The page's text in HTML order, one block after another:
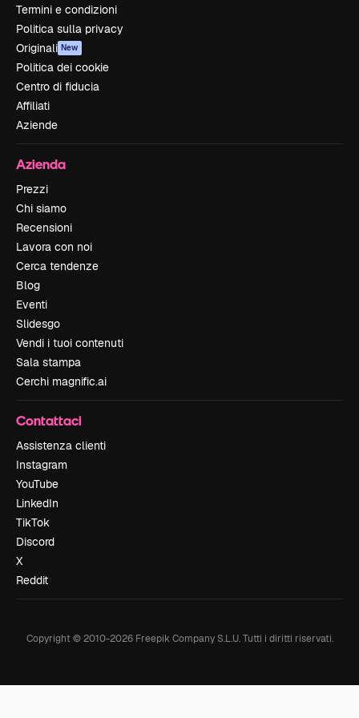
Termini e condizioni
Politica sulla privacy
Originali New
Politica dei cookie
Centro di fiducia
Affiliati
Aziende
Azienda
Prezzi
Chi siamo
Recensioni
Lavora con noi
Cerca tendenze
Blog
Eventi
Slidesgo
Vendi i tuoi contenuti
Sala stampa
Cerchi magnific.ai
Contattaci
Assistenza clienti
Instagram
YouTube
LinkedIn
TikTok
Discord
X
Reddit
Copyright © 2010-2026Freepik Company S.L.U. Tutti i diritti riservati.